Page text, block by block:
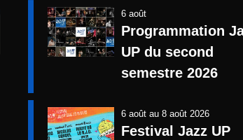
6 août
Programmation Jazz
UP du second
semestre 2026
6 aoûtau 8 août 2026
Festival Jazz UP